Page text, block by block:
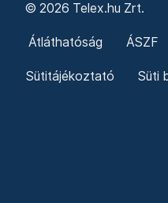
© 2026 Telex.hu Zrt.
Átláthatóság ÁSZF
Sütitájékoztató Süti